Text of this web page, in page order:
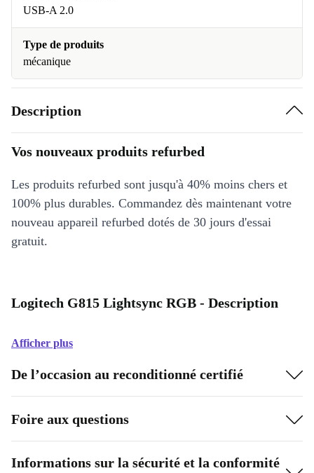
USB-A 2.0
Type de produits
mécanique
Description
Vos nouveaux produits refurbed
Les produits refurbed sont jusqu'à 40% moins chers et
100% plus durables. Commandez dès maintenant votre
nouveau appareil refurbed dotés de 30 jours d'essai
gratuit.
Logitech G815 Lightsync RGB - Description
Afficher plus
De l’occasion au reconditionné certifié
Foire aux questions
Informations sur la sécurité et la conformité